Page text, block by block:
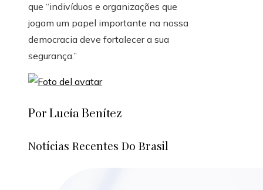
que “indivíduos e organizações que
jogam um papel importante na nossa
democracia deve fortalecer a sua
segurança.”
Por Lucía Benítez
Notícias Recentes Do Brasil